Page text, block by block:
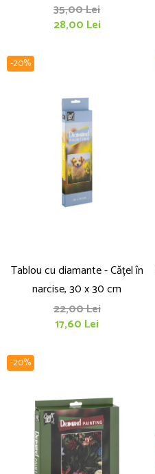
35,00 Lei
28,00 Lei
-20%
Tablou cu diamante - Cățel în
narcise, 30 x 30 cm
22,00 Lei
17,60 Lei
-20%